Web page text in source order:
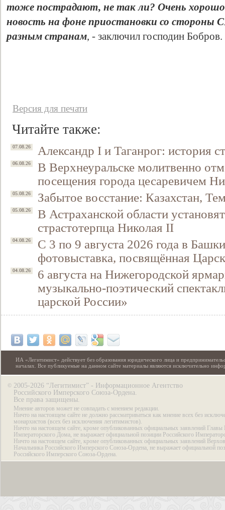
тоже пострадают, не так ли? Очень
новость на фоне приостановки со
разным странам, - заключил господин Бобров.
Версия для печати
Читайте также:
07.08.26 Александр I и Таганрог: история
06.08.26
В Верхнеуральске молитвенно
посещения города цесаревичем
05.08.26 Забытое восстание: Казахстан,
05.08.26
В Астраханской области
страстотерпца Николая II
04.08.26
С 3 по 9 августа 2026 года в
фотовыставка, посвящённая
04.08.26
6 августа на Нижегородской
музыкально-поэтический
царской России»
ИА «Легитимист» действует без образования юридического лица и
началах. Все публикуемые на данном сайте материалы являются исключительно
© 2005-2026 “Легитимист” - Информационное Агентство
Российского Имперского Союза-Ордена.
Все права защищены.
Мнение авторов может не совпадать с мнением редакции.
Ничто на настоящем сайте не должно рассматриваться как мнение всех без
монархистов (всех без исключения легитимистов).
Ничто на настоящем сайте, кроме опубликованных официальных заявлений Главы
Императорского Дома, не выражает официальной позиции Российского
Ничто на настоящем сайте, кроме опубликованных официальных заявлений
Начальника Российского Имперского Союза-Ордена, не выражает официальной
Российского Имперского Союза-Ордена.